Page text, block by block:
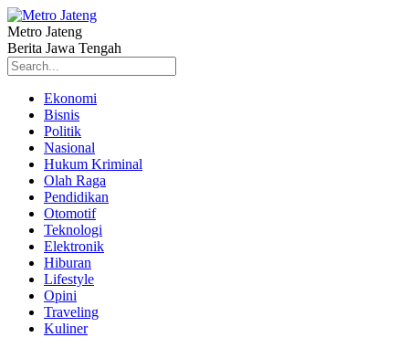
Metro Jateng
Berita Jawa Tengah
Ekonomi
Bisnis
Politik
Nasional
Hukum Kriminal
Olah Raga
Pendidikan
Otomotif
Teknologi
Elektronik
Hiburan
Lifestyle
Opini
Traveling
Kuliner